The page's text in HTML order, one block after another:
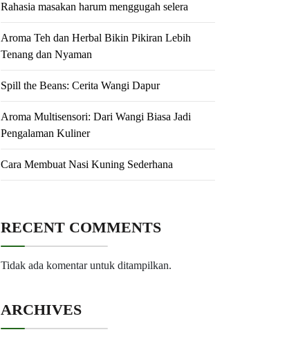
Rahasia masakan harum menggugah selera
Aroma Teh dan Herbal Bikin Pikiran Lebih
Tenang dan Nyaman
Spill the Beans: Cerita Wangi Dapur
Aroma Multisensori: Dari Wangi Biasa Jadi
Pengalaman Kuliner
Cara Membuat Nasi Kuning Sederhana
RECENT COMMENTS
Tidak ada komentar untuk ditampilkan.
ARCHIVES